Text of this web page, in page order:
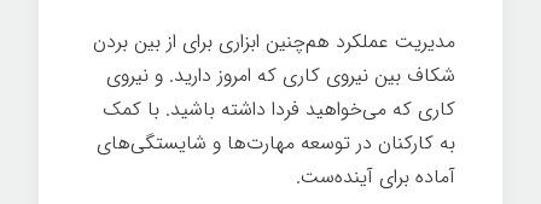
مدیریت عملکرد هم‌چنین ابزاری برای از بین بردن
شکاف بین نیروی کاری که امروز دارید. و نیروی
کاری که می‌خواهید فردا داشته باشید. با کمک
به کارکنان در توسعه مهارت‌ها و شایستگی‌های
آماده برای آینده‌ست.